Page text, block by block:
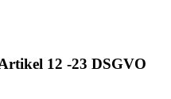
12 -23 DSGVO